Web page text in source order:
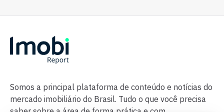
Somos a principal plataforma de conteúdo e notícias do
mercado imobiliário do Brasil. Tudo o que você precisa